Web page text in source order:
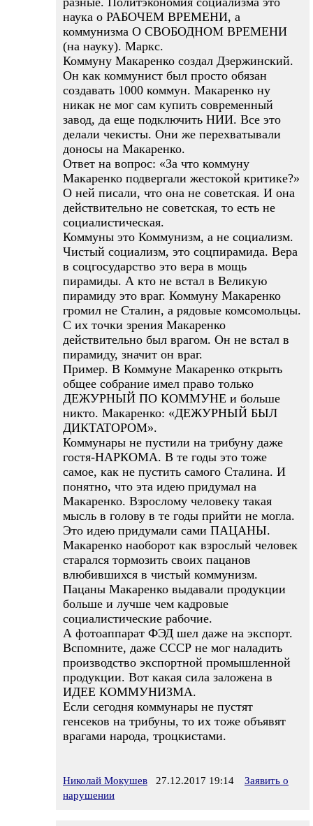
наука о РАБОЧЕМ ВРЕМЕНИ, а
коммунизма О СВОБОДНОМ ВРЕМЕНИ
(на науку). Маркс.
Коммуну Макаренко создал Дзержинский.
Он как коммунист был просто обязан
создавать 1000 коммун. Макаренко ну
никак не мог сам купить современный
завод, да еще подключить НИИ. Все это
делали чекисты. Они же перехватывали
доносы на Макаренко.
Ответ на вопрос: «За что коммуну
Макаренко подвергали жестокой критике?»
О ней писали, что она не советская. И она
действительно не советская, то есть не
социалистическая.
Коммуны это Коммунизм, а не социализм.
Чистый социализм, это соцпирамида. Вера
в соцгосударство это вера в мощь
пирамиды. А кто не встал в Великую
пирамиду это враг. Коммуну Макаренко
громил не Сталин, а рядовые комсомольцы.
С их точки зрения Макаренко
действительно был врагом. Он не встал в
пирамиду, значит он враг.
Пример. В Коммуне Макаренко открыть
общее собрание имел право только
ДЕЖУРНЫЙ ПО КОММУНЕ и больше
никто. Макаренко: «ДЕЖУРНЫЙ БЫЛ
ДИКТАТОРОМ».
Коммунары не пустили на трибуну даже
гостя-НАРКОМА. В те годы это тоже
самое, как не пустить самого Сталина. И
понятно, что эта идею придумал на
Макаренко. Взрослому человеку такая
мысль в голову в те годы прийти не могла.
Это идею придумали сами ПАЦАНЫ.
Макаренко наоборот как взрослый человек
старался тормозить своих пацанов
влюбившихся в чистый коммунизм.
Пацаны Макаренко выдавали продукции
больше и лучше чем кадровые
социалистические рабочие.
А фотоаппарат ФЭД шел даже на экспорт.
Вспомните, даже СССР не мог наладить
производство экспортной промышленной
продукции. Вот какая сила заложена в
ИДЕЕ КОММУНИЗМА.
Если сегодня коммунары не пустят
генсеков на трибуны, то их тоже объявят
врагами народа, троцкистами.
Николай Мокушев 27.12.2017 19:14
Заявить о
нарушении